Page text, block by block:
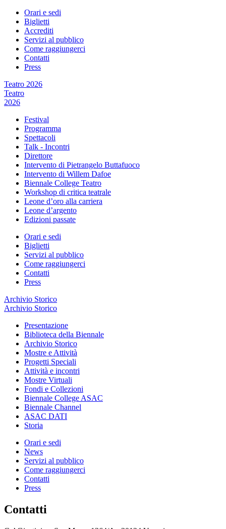
Orari e sedi
Biglietti
Accrediti
Servizi al pubblico
Come raggiungerci
Contatti
Press
Teatro 2026
Teatro
2026
Festival
Programma
Spettacoli
Talk - Incontri
Direttore
Intervento di Pietrangelo Buttafuoco
Intervento di Willem Dafoe
Biennale College Teatro
Workshop di critica teatrale
Leone d’oro alla carriera
Leone d’argento
Edizioni passate
Orari e sedi
Biglietti
Servizi al pubblico
Come raggiungerci
Contatti
Press
Archivio Storico
Archivio Storico
Presentazione
Biblioteca della Biennale
Archivio Storico
Mostre e Attività
Progetti Speciali
Attività e incontri
Mostre Virtuali
Fondi e Collezioni
Biennale College ASAC
Biennale Channel
ASAC DATI
Storia
Orari e sedi
News
Servizi al pubblico
Come raggiungerci
Contatti
Press
Contatti